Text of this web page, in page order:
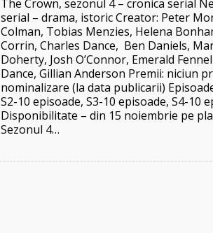
The Crown, sezonul 4 – cronica serial
serial – drama, istoric Creator: Peter
Colman, Tobias Menzies, Helena
Corrin, Charles Dance, Ben Daniels,
Doherty, Josh O’Connor, Emerald
Dance, Gillian Anderson Premii: niciun
nominalizare (la data publicarii)
S2-10 episoade, S3-10 episoade, S4-10
Disponibilitate – din 15 noiembrie pe
Sezonul 4…